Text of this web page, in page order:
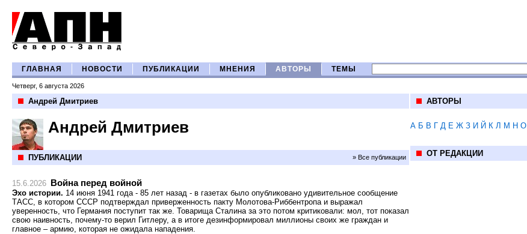
ГЛАВНАЯ НОВОСТИ ПУБЛИКАЦИИ МНЕНИЯ АВТОРЫ ТЕМЫ
Четверг, 6 августа 2026
Андрей Дмитриев
Андрей Дмитриев
ПУБЛИКАЦИИ » Все публикации
15.6.2026 Война перед войной
Эхо истории. 14 июня 1941 года - 85 лет назад - в газетах было опубликовано удивительное сообщение
ТАСС, в котором СССР подтверждал приверженность пакту Молотова-Риббентропа и выражал
уверенность, что Германия поступит так же. Товарища Сталина за это потом критиковали: мол, тот показал
свою наивность, почему-то верил Гитлеру, а в итоге дезинформировал миллионы своих же граждан и
главное – армию, которая не ожидала нападения.
АВТОРЫ
А Б В Г Д Е Ж З И Й К Л М Н О
ОТ РЕДАКЦИИ